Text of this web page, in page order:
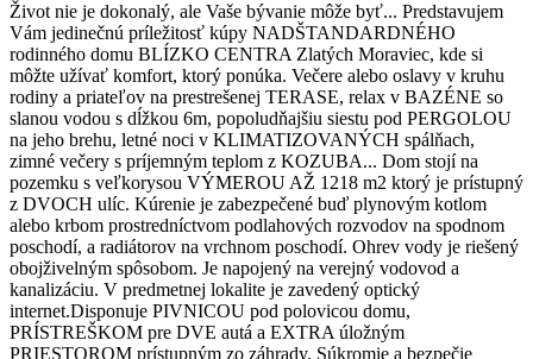
Život nie je dokonalý, ale Vaše bývanie môže byť... Predstavujem
Vám jedinečnú príležitosť kúpy NADŠTANDARDNÉHO
rodinného domu BLÍZKO CENTRA Zlatých Moraviec, kde si
môžte užívať komfort, ktorý ponúka. Večere alebo oslavy v kruhu
rodiny a priateľov na prestrešenej TERASE, relax v BAZÉNE so
slanou vodou s dĺžkou 6m, popoludňajšiu siestu pod PERGOLOU
na jeho brehu, letné noci v KLIMATIZOVANÝCH spálňach,
zimné večery s príjemným teplom z KOZUBA... Dom stojí na
pozemku s veľkorysou VÝMEROU AŽ 1218 m2 ktorý je prístupný
z DVOCH ulíc. Kúrenie je zabezpečené buď plynovým kotlom
alebo krbom prostredníctvom podlahových rozvodov na spodnom
poschodí, a radiátorov na vrchnom poschodí. Ohrev vody je riešený
obojživelným spôsobom. Je napojený na verejný vodovod a
kanalizáciu. V predmetnej lokalite je zavedený optický
internet.Disponuje PIVNICOU pod polovicou domu,
PRÍSTREŠKOM pre DVE autá a EXTRA úložným
PRIESTOROM prístupným zo záhrady. Súkromie a bezpečie